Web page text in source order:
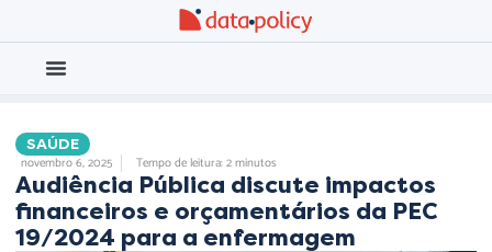
SAÚDE
novembro 6, 2025 Tempo de leitura: 2 minutos
Audiência Pública discute impactos
financeiros e orçamentários da PEC
19/2024 para a enfermagem